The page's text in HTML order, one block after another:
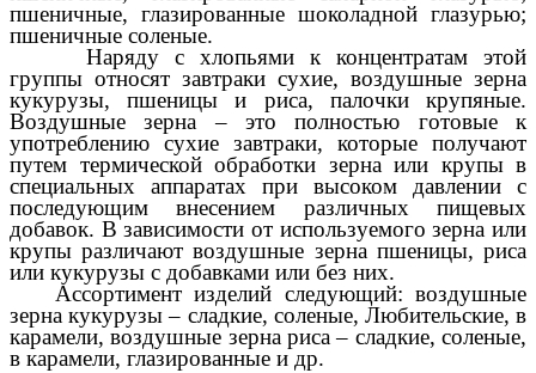
пшеничные, глазированные шоколадной глазурью;
пшеничные соленые.
Наряду с хлопьями к концентратам этой
группы относят завтраки сухие, воздушные зерна
кукурузы, пшеницы и риса, палочки крупяные.
Воздушные зерна – это полностью готовые к
употреблению сухие завтраки, которые получают
путем термической обработки зерна или крупы в
специальных аппаратах при высоком давлении с
последующим внесением различных пищевых
добавок. В зависимости от используемого зерна или
крупы различают воздушные зерна пшеницы, риса
или кукурузы с добавками или без них.
Ассортимент изделий следующий: воздушные
зерна кукурузы – сладкие, соленые, Любительские, в
карамели, воздушные зерна риса – сладкие, соленые,
в карамели, глазированные и др.